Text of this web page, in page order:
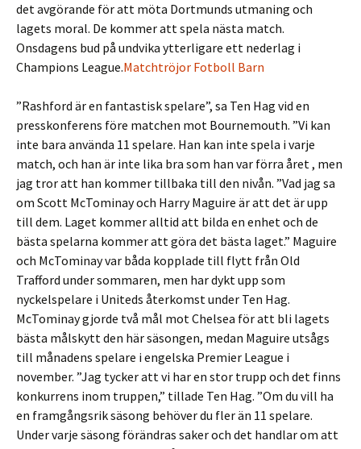
det avgörande för att möta Dortmunds utmaning och
lagets moral. De kommer att spela nästa match.
Onsdagens bud på undvika ytterligare ett nederlag i
Champions League.Matchtröjor Fotboll Barn
”Rashford är en fantastisk spelare”, sa Ten Hag vid en
presskonferens före matchen mot Bournemouth. ”Vi kan
inte bara använda 11 spelare. Han kan inte spela i varje
match, och han är inte lika bra som han var förra året , men
jag tror att han kommer tillbaka till den nivån. ”Vad jag sa
om Scott McTominay och Harry Maguire är att det är upp
till dem. Laget kommer alltid att bilda en enhet och de
bästa spelarna kommer att göra det bästa laget.” Maguire
och McTominay var båda kopplade till flytt från Old
Trafford under sommaren, men har dykt upp som
nyckelspelare i Uniteds återkomst under Ten Hag.
McTominay gjorde två mål mot Chelsea för att bli lagets
bästa målskytt den här säsongen, medan Maguire utsågs
till månadens spelare i engelska Premier League i
november. ”Jag tycker att vi har en stor trupp och det finns
konkurrens inom truppen,” tillade Ten Hag. ”Om du vill ha
en framgångsrik säsong behöver du fler än 11 ​​spelare.
Under varje säsong förändras saker och det handlar om att